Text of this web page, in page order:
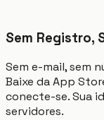
Sem Registro,
Sem e-mail, sem
Baixe da App
conecte-se. Sua
servidores.